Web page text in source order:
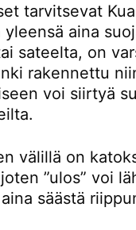
tarvitsevat
yleensä aina
sateelta, on
rakennettu
voi siirtyä
välillä on
”ulos” voi
säästä